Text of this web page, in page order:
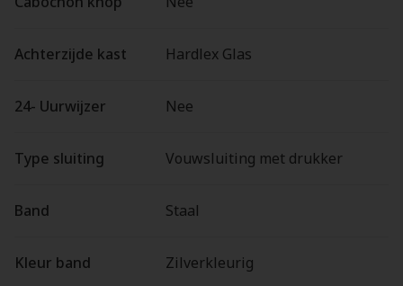
Achterzijde kast Hardlex Glas
24- Uurwijzer Nee
Type sluiting Vouwsluiting met drukker
Band Staal
Kleur band Zilverkleurig